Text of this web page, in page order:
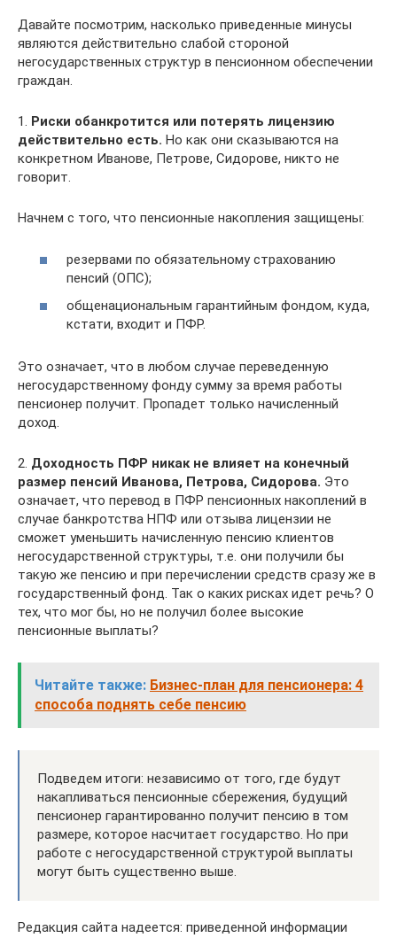
Давайте посмотрим, насколько приведенные минусы
являются действительно слабой стороной
негосударственных структур в пенсионном обеспечении
граждан.
1. Риски обанкротится или потерять лицензию
действительно есть. Но как они сказываются на
конкретном Иванове, Петрове, Сидорове, никто не
говорит.
Начнем с того, что пенсионные накопления защищены:
резервами по обязательному страхованию
пенсий (ОПС);
общенациональным гарантийным фондом, куда,
кстати, входит и ПФР.
Это означает, что в любом случае переведенную
негосударственному фонду сумму за время работы
пенсионер получит. Пропадет только начисленный
доход.
2. Доходность ПФР никак не влияет на конечный
размер пенсий Иванова, Петрова, Сидорова. Это
означает, что перевод в ПФР пенсионных накоплений в
случае банкротства НПФ или отзыва лицензии не
сможет уменьшить начисленную пенсию клиентов
негосударственной структуры, т.е. они получили бы
такую же пенсию и при перечислении средств сразу же в
государственный фонд. Так о каких рисках идет речь? О
тех, что мог бы, но не получил более высокие
пенсионные выплаты?
Читайте также: Бизнес-план для пенсионера: 4
способа поднять себе пенсию
Подведем итоги: независимо от того, где будут
накапливаться пенсионные сбережения, будущий
пенсионер гарантированно получит пенсию в том
размере, которое насчитает государство. Но при
работе с негосударственной структурой выплаты
могут быть существенно выше.
Редакция сайта надеется: приведенной информации